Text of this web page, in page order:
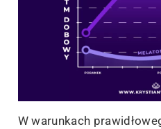
W warunkach